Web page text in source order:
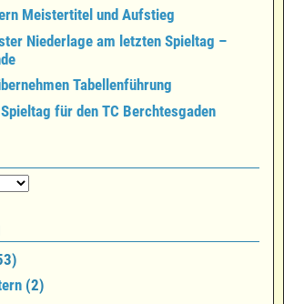
Meistertitel und Aufstieg
Niederlage am letzten Spieltag –
Tabellenführung
für den TC Berchtesgaden
(2)